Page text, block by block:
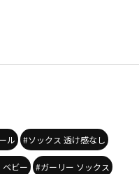
ル #ソックス 透け感なし
ベビー #ガーリー ソックス